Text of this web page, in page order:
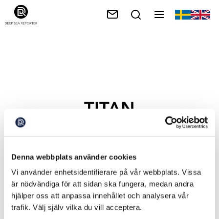
Denna webbplats använder cookies
Vi använder enhetsidentifierare på vår webbplats. Vissa
är nödvändiga för att sidan ska fungera, medan andra
hjälper oss att anpassa innehållet och analysera vår
trafik. Välj själv vilka du vill acceptera.
TITAN